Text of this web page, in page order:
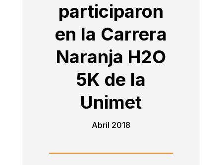
participaron
en la Carrera
Naranja H2O
5K de la
Unimet
Abril 2018